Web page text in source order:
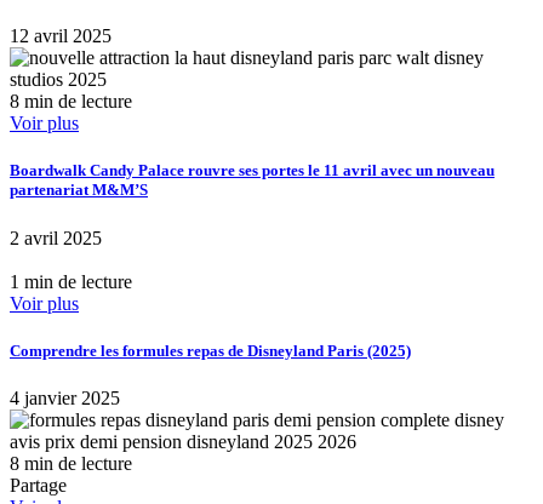
12 avril 2025
8 min de lecture
Voir plus
Boardwalk Candy Palace rouvre ses portes le 11 avril avec un nouveau
partenariat M&M’S
2 avril 2025
1 min de lecture
Voir plus
Comprendre les formules repas de Disneyland Paris (2025)
4 janvier 2025
8 min de lecture
Partage